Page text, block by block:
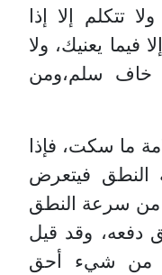
تتكلم إلا إذا
فيما يعنيك، ولا
خاف سلم،ومن
ما سكت، فإذا
النطق فيتعرض
من سرعة النطق
دفعه، وقد قيل
من شيء أحق